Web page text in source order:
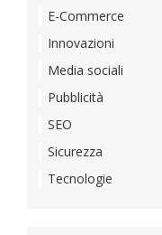
E-Commerce
Innovazioni
Media sociali
Pubblicità
SEO
Sicurezza
Tecnologie